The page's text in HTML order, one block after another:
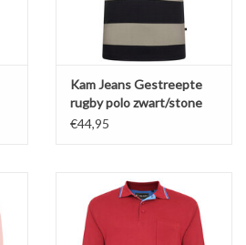
Kam Jeans Gestreepte
rugby polo zwart/stone
€44,95